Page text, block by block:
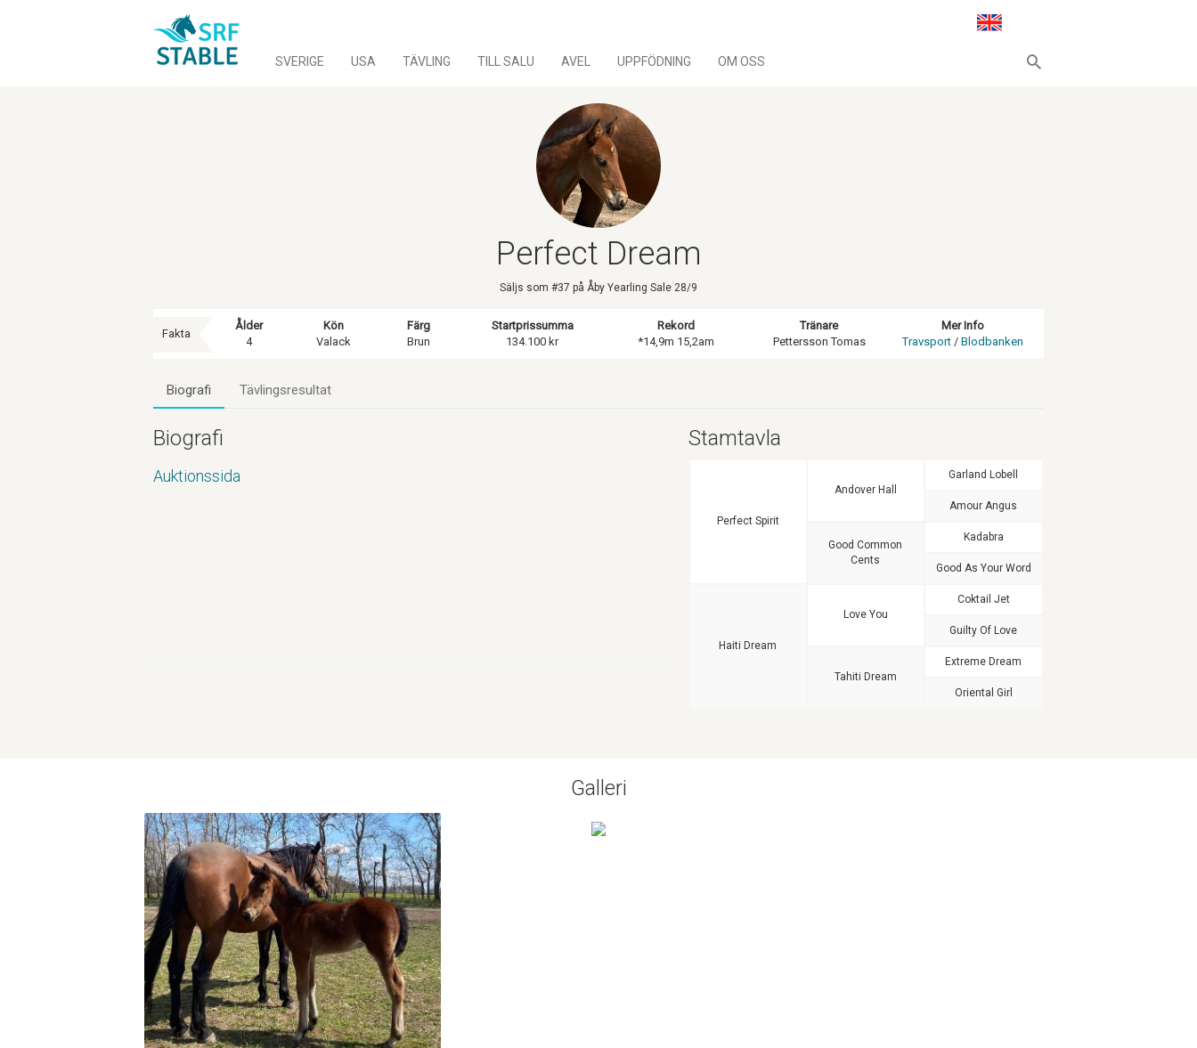
SVERIGE USA TÄVLING TILL SALU AVEL UPPFÖDNING OM OSS
Perfect Dream
Säljs som #37 på Åby Yearling Sale 28/9
Fakta
Ålder
4
Kön
Valack
Färg
Brun
Startprissumma
134.100 kr
Rekord
*14,9m 15,2am
Tränare
Pettersson Tomas
Mer Info
Travsport / Blodbanken
Biografi Tävlingsresultat
Biografi
Auktionssida
Stamtavla
Perfect Spirit
Andover Hall
Garland Lobell
Amour Angus
Good Common
Cents
Kadabra
Good As Your Word
Haiti Dream
Love You
Coktail Jet
Guilty Of Love
Tahiti Dream
Extreme Dream
Oriental Girl
Galleri